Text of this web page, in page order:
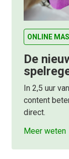
ONLINE
De
In 2,5 uur
content
direct.
Meer weten